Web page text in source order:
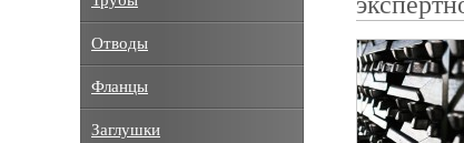
Отводы
Фланцы
Заглушки